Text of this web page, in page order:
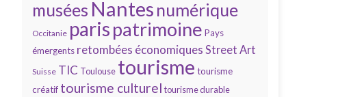
musées Nantes numérique
Occitanie parispatrimoine Pays
émergents retombées économiques Street Art
Suisse TIC Toulouse tourisme tourisme
créatif tourisme culturel tourisme durable